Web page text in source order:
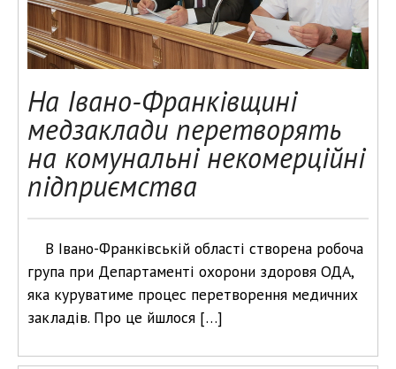
На Івано-Франківщині
медзаклади перетворять
на комунальні некомерційні
підприємства
В Івано-Франківській області створена робоча
група при Департаменті охорони здоровя ОДА,
яка куруватиме процес перетворення медичних
закладів. Про це йшлося […]